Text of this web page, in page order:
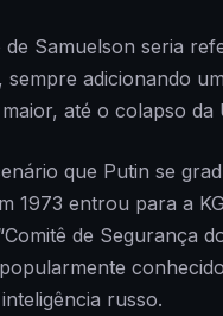
de Samuelson seria
sempre adicionando
até o colapso da
que Putin se
1973 entrou para a
de Segurança
popularmente
russo.